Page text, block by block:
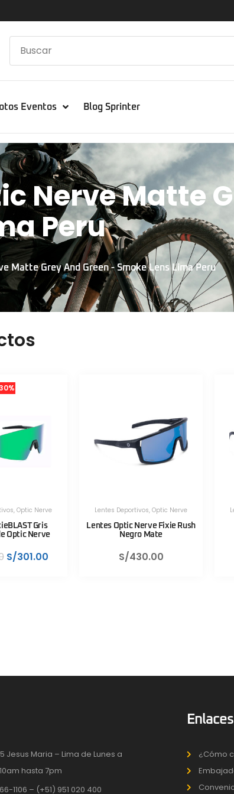
Eventos Blog Sprinter
Nerve Matte
Peru
Matte Grey And Green - Smoke Lens Lima Peru
, Optic Nerve
Gris
Optic Nerve
S/301.00
Lentes Deportivos,Optic Nerve
Lentes Optic Nerve Fixie Rush
Negro Mate
S/430.00
Jesus Maria – Lima de Lunes a
hasta 7pm
1106 – (+51) 951 020 400
Enlaces
¿Cómo